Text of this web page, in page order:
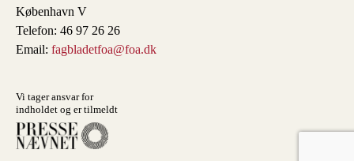
København V
Telefon: 46 97 26 26
Email: fagbladetfoa@foa.dk
Vi tager ansvar for
indholdet og er tilmeldt